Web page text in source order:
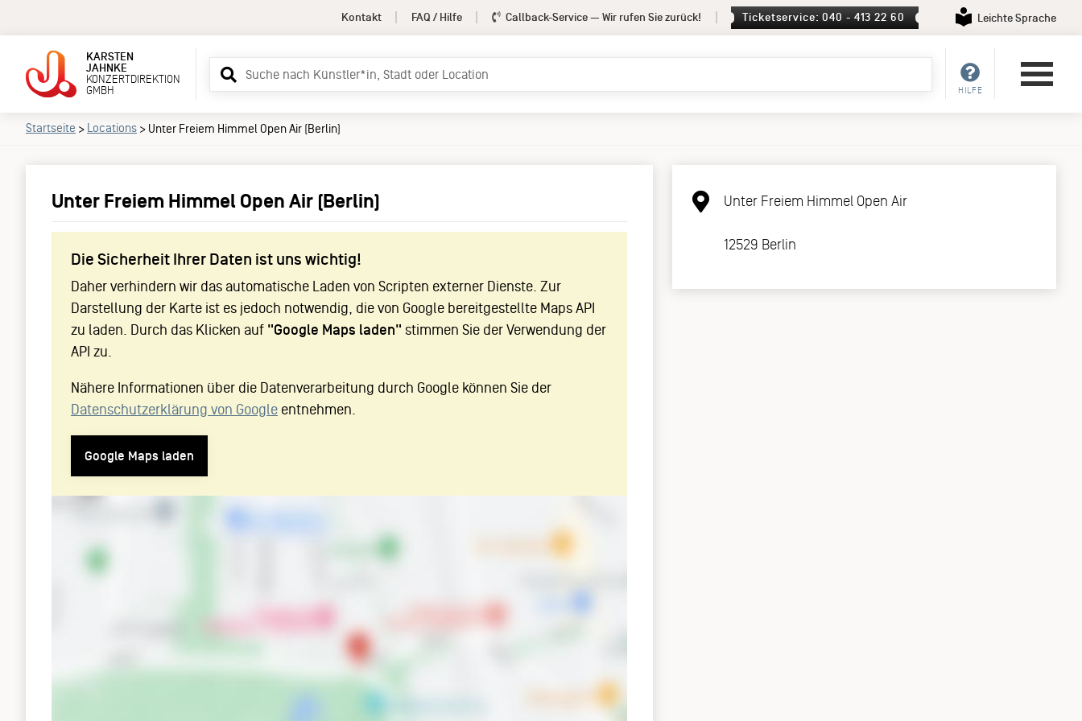
Kontakt FAQ / Hilfe Callback-Service — Wir rufen Sie zurück! Ticketservice: 040 - 413 22 60 Leichte Sprache
KARSTEN
JAHNKE
KONZERTDIREKTION
GMBH
Suchbegriff
eingeben
HILFE
Startseite > Locations > Unter Freiem Himmel Open Air (Berlin)
Unter Freiem Himmel Open Air (Berlin)
Die Sicherheit Ihrer Daten ist uns wichtig!
Daher verhindern wir das automatische Laden von Scripten externer Dienste. Zur
Darstellung der Karte ist es jedoch notwendig, die von Google bereitgestellte Maps API
zu laden. Durch das Klicken auf "Google Maps laden" stimmen Sie der Verwendung der
API zu.
Nähere Informationen über die Datenverarbeitung durch Google können Sie der
Datenschutzerklärung von Google entnehmen.
Google Maps laden
Unter Freiem Himmel Open Air
12529 Berlin